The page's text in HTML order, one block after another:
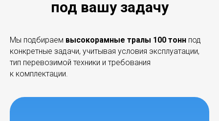
под вашу задачу
Мы подбираем высокорамные тралы 100 тонн под
конкретные задачи, учитывая условия эксплуатации,
тип перевозимой техники и требования
к комплектации.